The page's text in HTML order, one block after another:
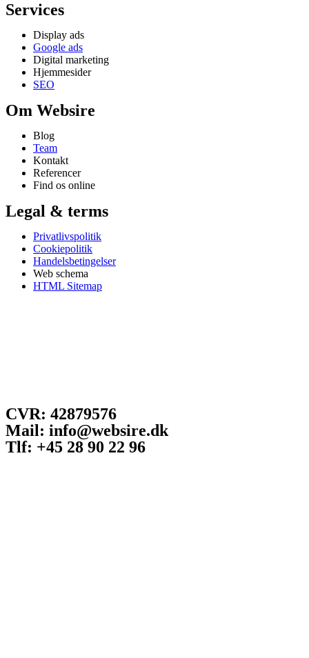
Services
Display ads
Google ads
Digital marketing
Hjemmesider
SEO
Om Websire
Blog
Team
Kontakt
Referencer
Find os online
Legal & terms
Privatlivspolitik
Cookiepolitik
Handelsbetingelser
Web schema
HTML Sitemap
CVR: 42879576
Mail: info@websire.dk
Tlf: +45 28 90 22 96